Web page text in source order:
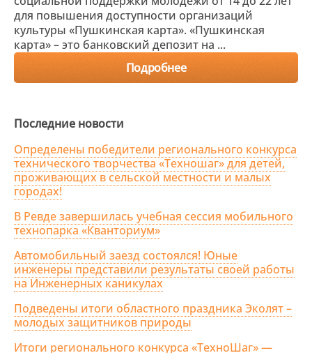
для повышения доступности организаций
культуры «Пушкинская карта». «Пушкинская
карта» – это банковский депозит на ...
Подробнее
Последние новости
Определены победители регионального конкурса
технического творчества «Техношаг» для детей,
проживающих в сельской местности и малых
городах!
В Ревде завершилась учебная сессия мобильного
технопарка «Кванториум»
Автомобильный заезд состоялся! Юные
инженеры представили результаты своей работы
на Инженерных каникулах
Подведены итоги областного праздника Эколят –
молодых защитников природы
Итоги регионального конкурса «ТехноШаг» —